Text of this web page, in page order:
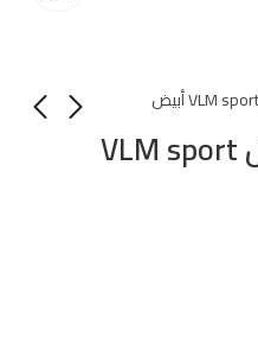
حلية بربريز موتوسيكل VLM sport